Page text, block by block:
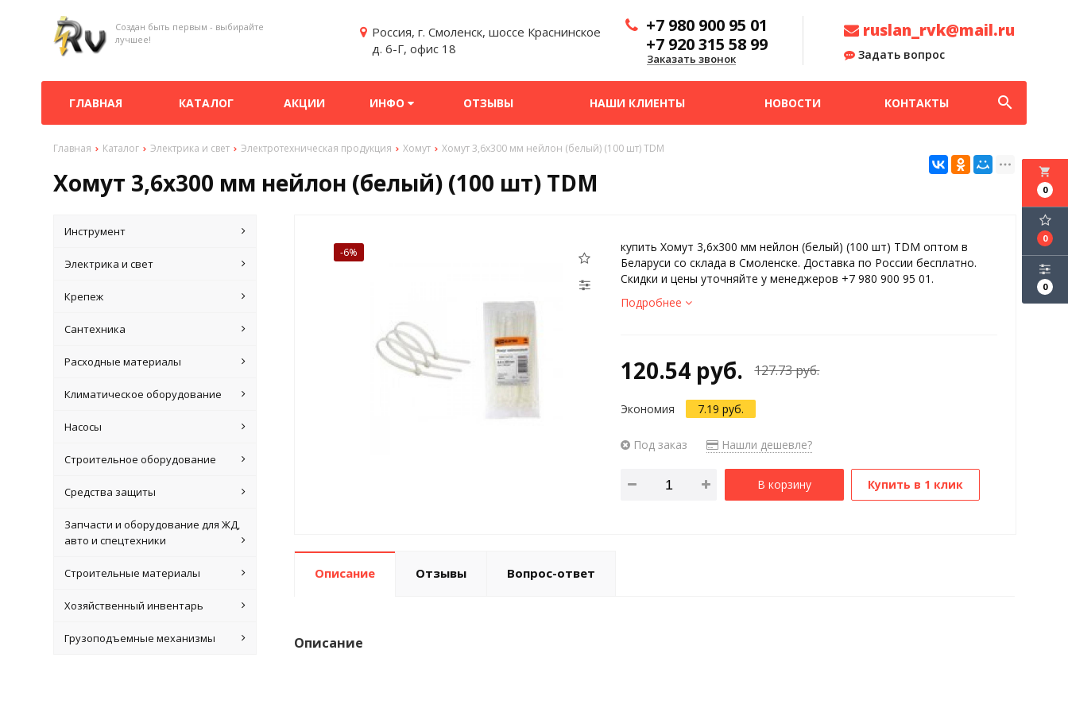
Создан быть первым - выбирайте
лучшее!
Россия, г. Смоленск, шоссе Краснинское
д. 6-Г, офис 18
+7 980 900 95 01
+7 920 315 58 99
Заказать звонок
ruslan_rvk@mail.ru
Задать вопрос
ГЛАВНАЯ КАТАЛОГ АКЦИИ ИНФО ОТЗЫВЫ НАШИ КЛИЕНТЫ НОВОСТИ КОНТАКТЫ search
Главная Каталог Электрика и свет Электротехническая продукция Хомут Хомут 3,6х300 мм нейлон (белый) (100 шт) TDM
Хомут 3,6х300 мм нейлон (белый) (100 шт) TDM local_grocery_store
0
0
0
Инструмент
Электрика и свет
Крепеж
Сантехника
Расходные материалы
Климатическое оборудование
Насосы
Строительное оборудование
Средства защиты
Запчасти и оборудование для ЖД,
авто и спецтехники
Строительные материалы
Хозяйственный инвентарь
Грузоподъемные механизмы
-6%
купить Хомут 3,6х300 мм нейлон (белый) (100 шт) TDM оптом в
Беларуси со склада в Смоленске. Доставка по России бесплатно.
Скидки и цены уточняйте у менеджеров +7 980 900 95 01.
Подробнее
120.54 руб. 127.73 руб.
Экономия 7.19 руб.
Под заказ Нашли дешевле?
В корзину Купить в 1 клик
Описание Отзывы Вопрос-ответ
Описание